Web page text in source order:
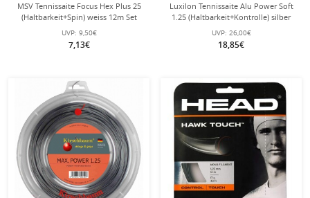
MSV Tennissaite Focus Hex Plus 25
(Haltbarkeit+Spin) weiss 12m Set
UVP: 9,50€
7,13€
Luxilon Tennissaite Alu Power Soft
1.25 (Haltbarkeit+Kontrolle) silber
12m Set
UVP: 26,00€
18,85€